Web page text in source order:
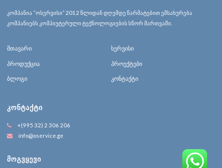
კომპანია “ოსერვისი” 2012 წლიდან დღემდე წარმატებით ემსახურება
კომპანიებს კომპიუტერული ტექნოლოგიების სწორ მართვაში.
მთავარი სერვისი
პროდუქცია პროექტები
ბლოგი კონტაქტი
ᲙᲝᲜᲢᲐᲥᲢᲘ
+(995 32) 2 306 206
info@oservice.ge
ᲛᲝᲒᲕᲧᲔᲕᲘ